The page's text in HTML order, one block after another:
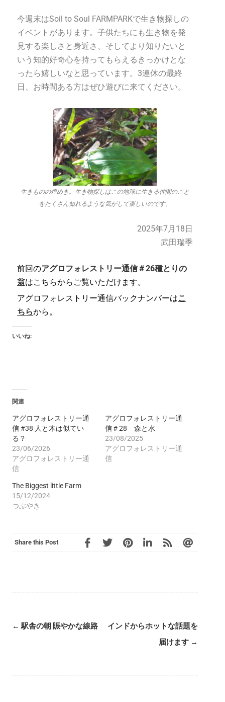
今週末はSoil to Soul FARMPARKで生き物探しの
イベントがあります。子供たちにも生き物を発
見する楽しさと身近さ、そしてより知りたいと
いう知的好奇心を持ってもらえるきっかけとな
ったら嬉しいなと思っています。3連休の最終
日、お時間ある方はぜひ遊びに来てください。
生きものの煌めき。生き物探しはこの地球に生きる仲間のこと
をたくさん知れるような気がして楽しいのです。
2025年7月18日
武田瑞季
前回のアグロフォレストリー通信＃26種とりの
翁はこちらからご覧いただけます。
アグロフォレストリー通信バックナンバーはこ
ちらから。
いいね:
関連
アグロフォレストリー通
信 #38 人と木は似てい
る？
23/06/2026
アグロフォレストリー通
信
アグロフォレストリー通
信＃28 森と水
23/08/2025
アグロフォレストリー通
信
The Biggest little Farm
15/12/2024
つぶやき
Share this Post
← 駅舎の朝 賑やかな線路
インドからホットな話題を
届けます →